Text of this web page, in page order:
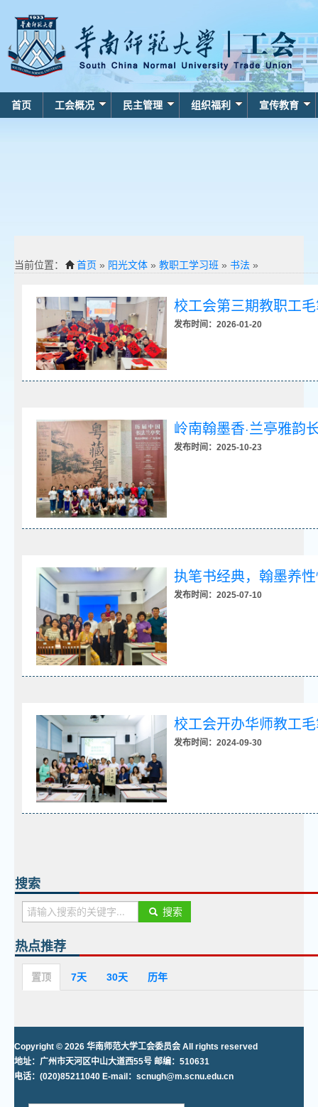
首页 工会概况 民主管理 组织福利 宣传教育
当前位置： 首页 » 阳光文体 » 教职工学习班 » 书法 »
校工会第三期教职工
发布时间：2026-01-20
岭南翰墨香·兰亭雅韵
发布时间：2025-10-23
执笔书经典，翰墨养
发布时间：2025-07-10
校工会开办华师教工
发布时间：2024-09-30
搜索
搜索
热点推荐
置顶 7天 30天 历年
Copyright © 2026 华南师范大学工会委员会 All rights reserved
地址：广州市天河区中山大道西55号 邮编：510631
电话：(020)85211040 E-mail：scnugh@m.scnu.edu.cn